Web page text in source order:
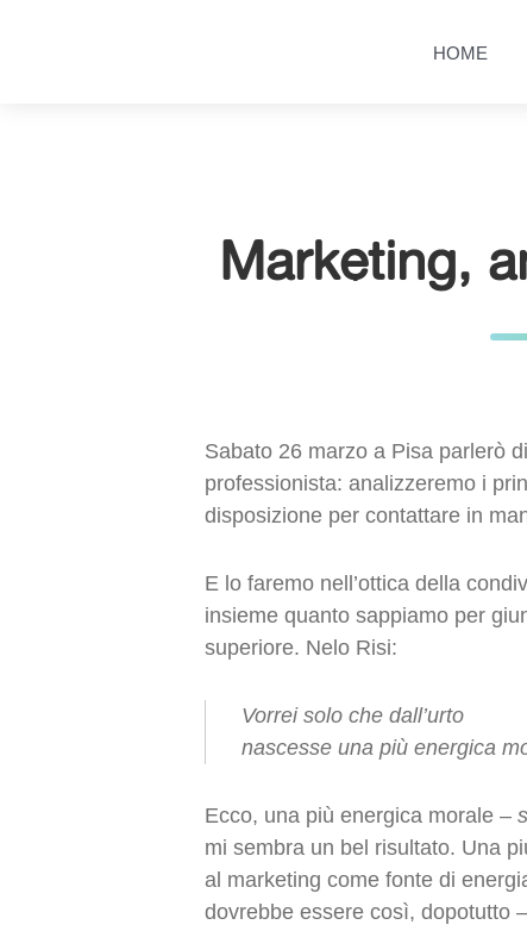
HOME
Marketing,
Sabato 26 marzo a Pisa parlerò
professionista: analizzeremo i
disposizione per contattare in
E lo faremo nell’ottica della
insieme quanto sappiamo per
superiore. Nelo Risi:
Vorrei solo che dall’urto
nascesse una più energica
Ecco, una più energica morale –
mi sembra un bel risultato. Una
al marketing come fonte di
dovrebbe essere così, dopotutto